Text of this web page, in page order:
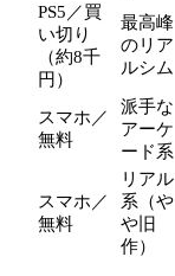
PS5／買
い切り
（約8千
円）
最高峰
のリア
ルシム
スマホ／
無料
派手な
アーケ
ード系
スマホ／
無料
リアル
系（や
や旧
作）